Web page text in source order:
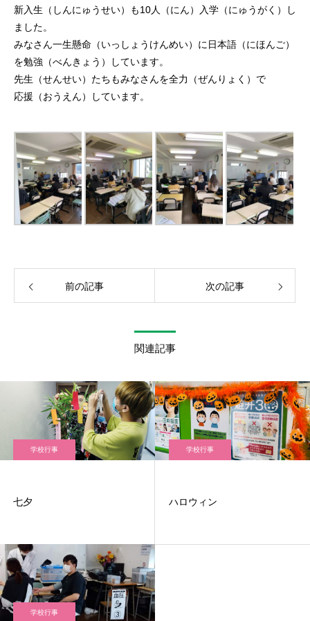
新入生（しんにゅうせい）も10人（にん）入学（にゅうがく）し
ました。
みなさん一生懸命（いっしょうけんめい）に日本語（にほんご）
を勉強（べんきょう）しています。
先生（せんせい）たちもみなさんを全力（ぜんりょく）で
応援（おうえん）しています。
前の記事 次の記事
関連記事
学校行事
七夕
学校行事
ハロウィン
学校行事